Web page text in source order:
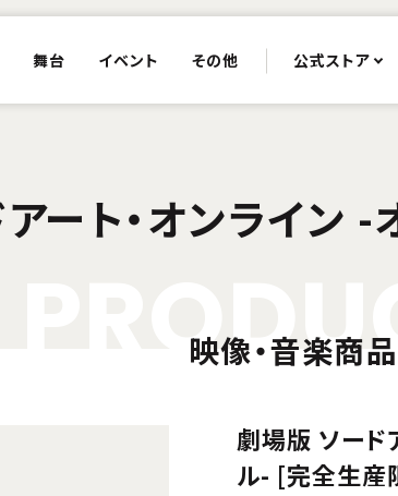
舞台 イベント その他 公式ストア
ート・オンライン -
ODUC
映像・音楽商品
劇場版 ソード
ル- [完全生産